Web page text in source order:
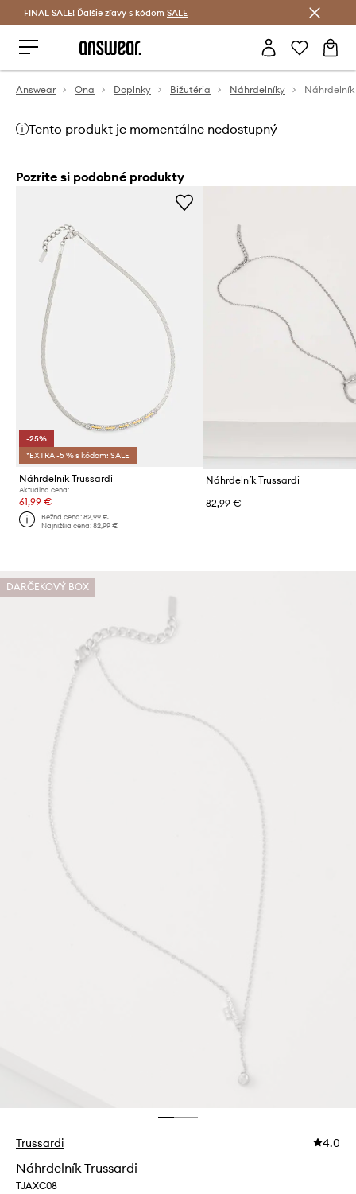
Šetrite s Answear Club >
FINAL SALE! Ďalšie zľavy s kódom SALE
Answear Ona Doplnky Bižutéria Náhrdelníky
Tento produkt je momentálne nedostupný
Pozrite si podobné produkty
-25%
*EXTRA -5 % s kódom: SALE
Náhrdelník Trussardi
Aktuálna cena:
61,99 €
Bežná cena:82,99 €
Najnižšia cena:82,99 €
Náhrdelník Trussardi
82,99 €
DARČEKOVÝ BOX
Trussardi 4.0
Náhrdelník Trussardi
TJAXC08